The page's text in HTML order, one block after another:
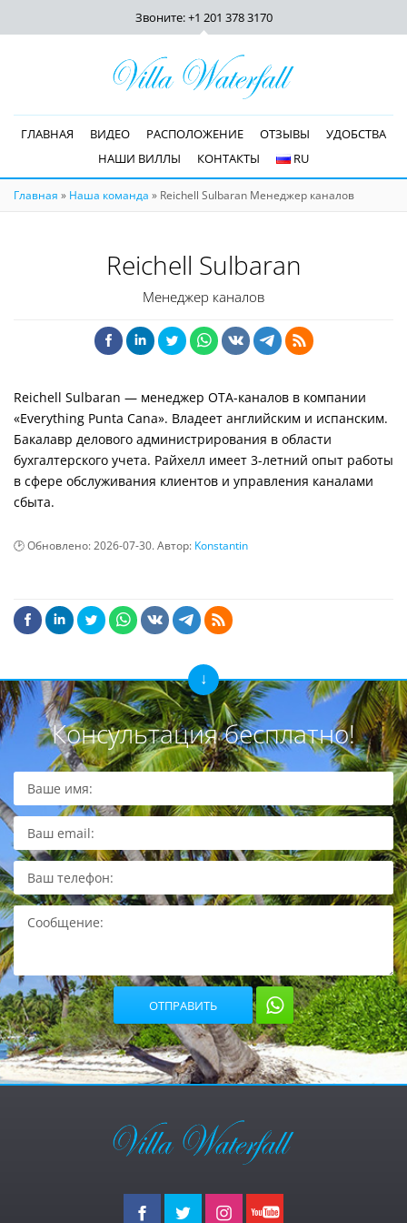
Звоните: +1 201 378 3170
ГЛАВНАЯ ВИДЕО РАСПОЛОЖЕНИЕ ОТЗЫВЫ
УДОБСТВА
НАШИ ВИЛЛЫ
КОНТАКТЫ RU
Главная » Наша команда » Reichell Sulbaran Менеджер каналов
Reichell Sulbaran
Менеджер каналов
Reichell Sulbaran — менеджер OTA-каналов в компании
«Everything Punta Cana». Владеет английским и испанским.
Бакалавр делового администрирования в области
бухгалтерского учета. Райхелл имеет 3-летний опыт работы
в сфере обслуживания клиентов и управления каналами
сбыта.
Обновлено:2026-07-30. Автор: Konstantin
Консультация бесплатно!